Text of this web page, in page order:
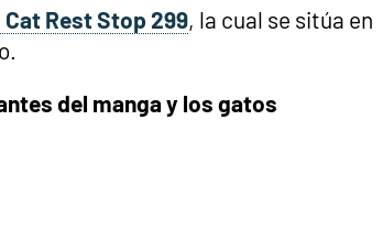
Rest Stop 299, la cual se sitúa en
del manga y los gatos